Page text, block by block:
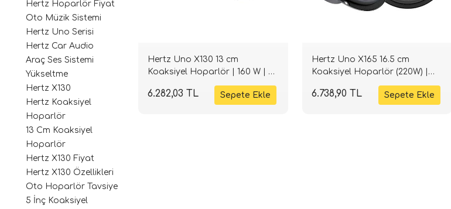
Hertz Hoparlör Fiyat
Oto Müzik Sistemi
Hertz Uno Serisi
Hertz Car Audio
Araç Ses Sistemi
Yükseltme
Hertz X130
Hertz Koaksiyel
Hoparlör
13 Cm Koaksiyel
Hoparlör
Hertz X130 Fiyat
Hertz X130 Özellikleri
Oto Hoparlör Tavsiye
5 İnç Koaksiyel
Hertz Uno X130 13 cm
Koaksiyel Hoparlör | 160 W | 4
6.282,03 TL
Hertz Uno X165 16.5 cm
Koaksiyel Hoparlör (220W) |
6.738,90 TL